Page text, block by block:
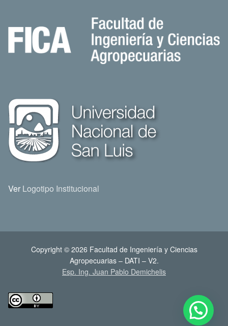
Ver Logotipo Institucional
Copyright © 2026 Facultad de Ingeniería y Ciencias
Agropecuarias – DATI – V2.
Esp. Ing. Juan Pablo Demichelis